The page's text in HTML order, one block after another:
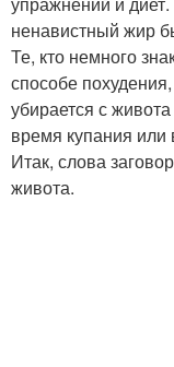
ненавистный жир
Те, кто немного
способе
убирается с
время купания или
Итак, слова
живота.